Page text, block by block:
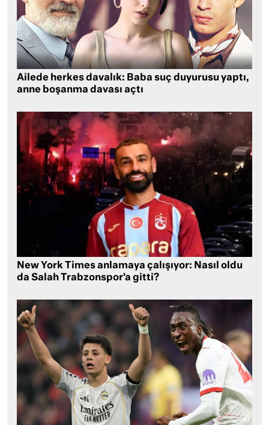
Ailede herkes davalık: Baba suç duyurusu yaptı,
anne boşanma davası açtı
New York Times anlamaya çalışıyor: Nasıl oldu
da Salah Trabzonspor’a gitti?